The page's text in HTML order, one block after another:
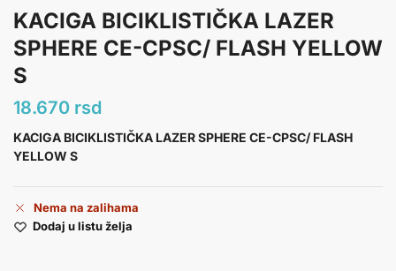
KACIGA BICIKLISTIČKA LAZER
SPHERE CE-CPSC/ FLASH YELLOW
S
18.670 rsd
KACIGA BICIKLISTIČKA LAZER SPHERE CE-CPSC/ FLASH
YELLOW S
Nema na zalihama
Dodaj u listu želja